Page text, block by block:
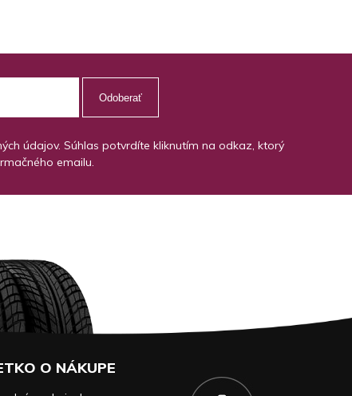
Odoberať
údajov. Súhlas potvrdíte kliknutím na odkaz, ktorý
emailu.
O NÁKUPE